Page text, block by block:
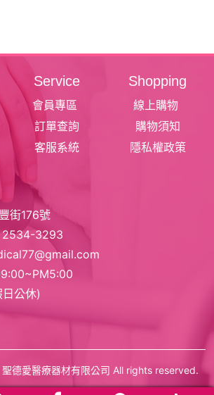
Service
會員專區
訂單查詢
客服系統
Shopping
線上購物
購物須知
隱私權政策
街176號
3293
公休)
德愛醫療器材有限公司 All rights reserved.